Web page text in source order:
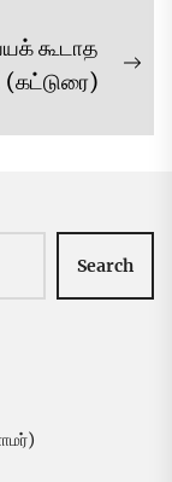
கூடாத
Search